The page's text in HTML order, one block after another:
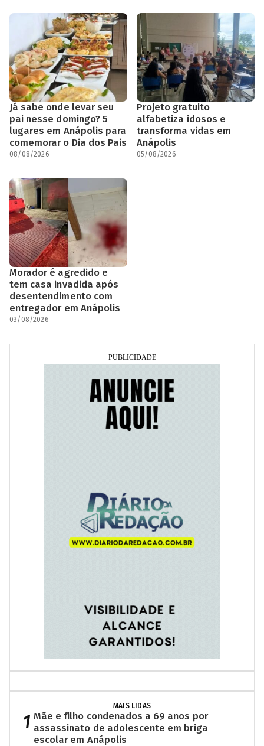
Já sabe onde levar seu
pai nesse domingo? 5
lugares em Anápolis para
comemorar o Dia dos Pais
08/08/2026
Projeto gratuito
alfabetiza idosos e
transforma vidas em
Anápolis
05/08/2026
Morador é agredido e
tem casa invadida após
desentendimento com
entregador em Anápolis
03/08/2026
MAIS LIDAS
1 Mãe e filho condenados a 69 anos por
assassinato de adolescente em briga
escolar em Anápolis